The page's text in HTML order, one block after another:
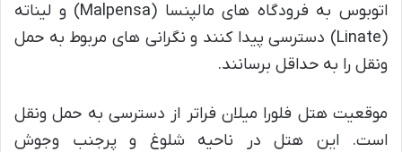
اتوبوس به فرودگاه های مالپنسا (Malpensa) و لیناته
(Linate) دسترسی پیدا کنند و نگرانی های مربوط به حمل
ونقل را به حداقل برسانند.
موقعیت هتل فلورا میلان فراتر از دسترسی به حمل ونقل
است. این هتل در ناحیه شلوغ و پرجنب وجوش